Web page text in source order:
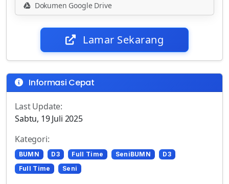
Dokumen Google Drive
Lamar Sekarang
Informasi Cepat
Last Update:
Sabtu, 19 Juli 2025
Kategori:
BUMN D3 Full Time SeniBUMN
D3
Full Time
Seni